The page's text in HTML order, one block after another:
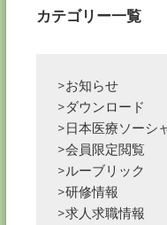
カテゴリー一覧
>お知らせ
>ダウンロード
>日本医療ソーシ
>会員限定閲覧
>ルーブリック
>研修情報
>求人求職情報